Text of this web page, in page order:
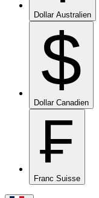
Dollar Australien
$
Dollar Canadien
₣
Franc Suisse